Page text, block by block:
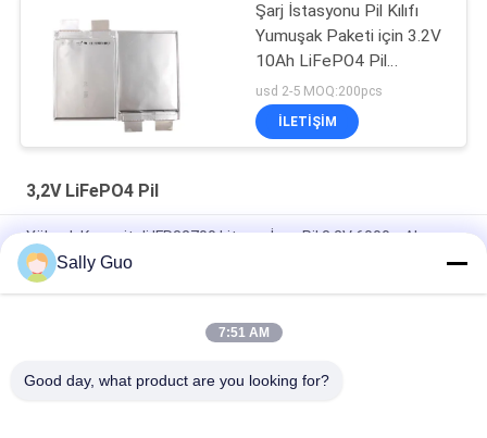
Şarj İstasyonu Pil Kılıfı
Yumuşak Paketi için 3.2V
10Ah LiFePO4 Pil
09102165
usd 2-5 MOQ:200pcs
İLETIŞIM
3,2V LiFePO4 Pil
Yüksek Kapasiteli IFR32700 Lityum İyon Pil 3.2V 6000mAh
IFR32140 2S1P 6.4V 15AH 3.2V LiFePO4 Elektrikli Eskrim Güneş
Enerjili Pil Paketi
113AH 3.2V LiFePO4 Pil LPF42173205 EV ve ESS Prizmatik
Sally Guo
7:51 AM
Good day, what product are you looking for?